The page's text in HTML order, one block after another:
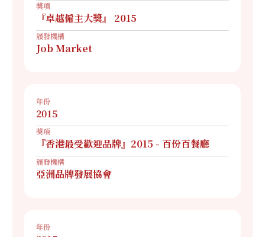
獎項
『卓越僱主大獎』 2015
頒發機構
Job Market
年份
2015
獎項
『香港最受歡迎品牌』2015 - 百份百餐廳
頒發機構
亞洲品牌發展協會
年份